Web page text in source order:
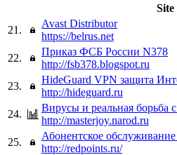
21.
Avast Distributor
https://belrus.net
22.
Приказ ФСБ России N378
http://fsb378.blogspot.ru
23.
HideGuard VPN защита
http://hideguard.ru
24.
Вирусы и реальная борьба
http://masterjoy.narod.ru
25.
Абонентское обслуживание
http://redpoints.ru/